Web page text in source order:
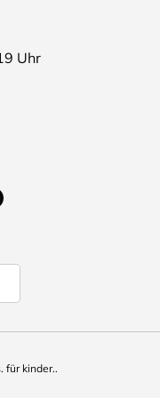
Uhr
für kinder..